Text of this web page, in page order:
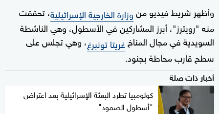
وأظهر شريط فيديو منوزارة الخارجية الإسرائيلية، تحققت
منه "رويترز"، أبرز المشاركين في الأسطول، وهي الناشطة
السويدية في مجال المناخغريتا تونبرغ، وهي تجلس على
سطح قارب محاطة بجنود.
أخبار ذات صلة
كولومبيا تطرد البعثة الإسرائيلية بعد اعتراض
"أسطول الصمود"